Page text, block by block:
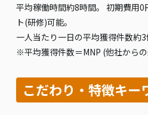
平均稼働時間約8時間。 初期費⽤
ト(研修)可能。
⼀⼈当たり⼀⽇の平均獲得件数約3
※平均獲得件数＝MNP (他社からの
こだわり・特徴キー